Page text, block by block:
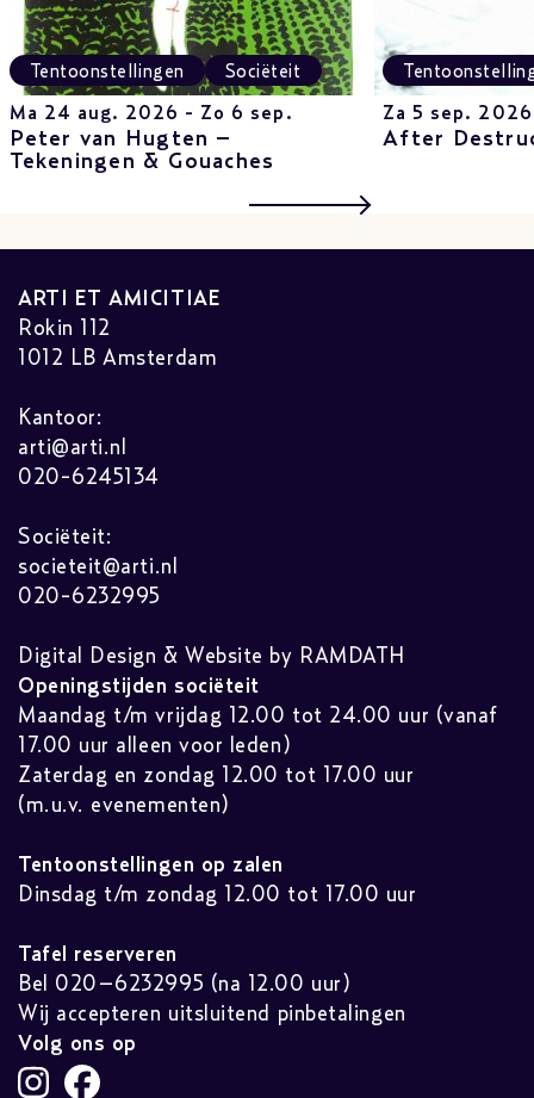
Tentoonstellingen Sociëteit
Ma 24 aug. 2026 - Zo 6 sep.
Peter van Hugten –
Tekeningen & Gouaches
Za 5 sep.
After
ARTI ET AMICITIAE
Rokin 112
1012 LB Amsterdam
Kantoor:
arti@arti.nl
020-6245134
Sociëteit:
societeit@arti.nl
020-6232995
Digital Design & Website by RAMDATH
Openingstijden sociëteit
Maandag t/m vrijdag 12.00 tot 24.00 uur (vanaf
17.00 uur alleen voor leden)
Zaterdag en zondag 12.00 tot 17.00 uur
(m.u.v. evenementen)
Tentoonstellingen op zalen
Dinsdag t/m zondag 12.00 tot 17.00 uur
Tafel reserveren
Bel 020–6232995 (na 12.00 uur)
Wij accepteren uitsluitend pinbetalingen
Volg ons op